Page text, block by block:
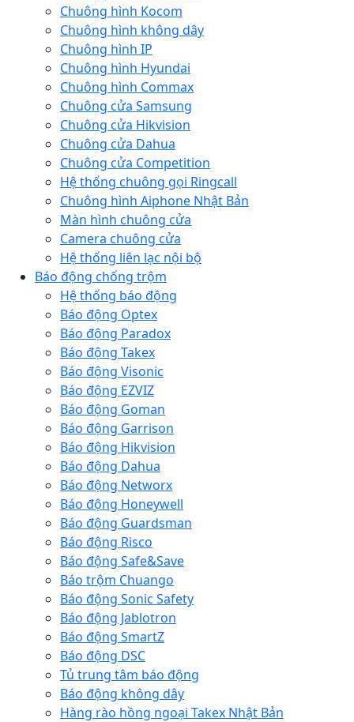
Chuông hình Kocom
Chuông hình không dây
Chuông hình IP
Chuông hình Hyundai
Chuông hình Commax
Chuông cửa Samsung
Chuông cửa Hikvision
Chuông cửa Dahua
Chuông cửa Competition
Hệ thống chuông gọi Ringcall
Chuông hình Aiphone Nhật Bản
Màn hình chuông cửa
Camera chuông cửa
Hệ thống liên lạc nội bộ
Báo động chống trộm
Hệ thống báo động
Báo động Optex
Báo động Paradox
Báo động Takex
Báo động Visonic
Báo động EZVIZ
Báo động Goman
Báo động Garrison
Báo động Hikvision
Báo động Dahua
Báo động Networx
Báo động Honeywell
Báo động Guardsman
Báo động Risco
Báo động Safe&Save
Báo trộm Chuango
Báo động Sonic Safety
Báo động Jablotron
Báo động SmartZ
Báo động DSC
Tủ trung tâm báo động
Báo động không dây
Hàng rào hồng ngoại Takex Nhật Bản